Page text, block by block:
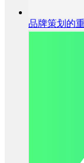
品牌策划的